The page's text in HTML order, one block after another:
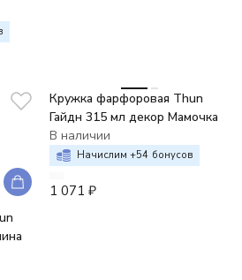
Кружка фарфоровая Thun
Гайдн 315 мл декор Мамочка
В наличии
Начислим +54 бонусов
1 071 ₽